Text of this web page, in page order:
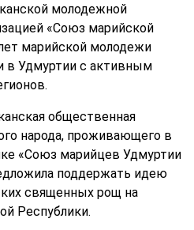
молодежной
«Союз марийской
марийской молодежи
в Удмуртии с активным
общественная
народа, проживающего в
«Союз марийцев Удмуртии
поддержать идею
священных рощ на
Республики.